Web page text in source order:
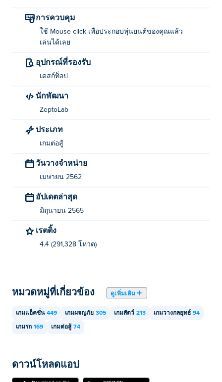
การควบคุม
ใช้ Mouse click เพื่อประกอบหุ่นยนต์ของคุณแล้ว
เล่นได้เลย
อุปกรณ์ที่รองรับ
เดสก์ท็อป
นักพัฒนา
ZeptoLab
ประเภท
เกมต่อสู้
วันวางจำหน่าย
เมษายน 2562
อัปเดตล่าสุด
มิถุนายน 2565
เรตติ้ง
4.4 (291,328 โหวต)
หมวดหมู่ที่เกี่ยวข้อง ดูเพิ่มเติม
เกมแอ็คชั่น 449 เกมผจญภัย 305 เกมสัตว์ 213 เกมวางกลยุทธ์ 94
เกมรถ 169 เกมต่อสู้ 74
ดาวน์โหลดแอป